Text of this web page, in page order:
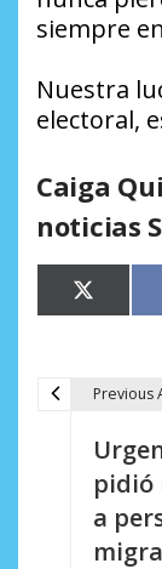
siempre
Nuestra
electoral,
Caiga
noticias
en
X
(Twitter)
Previous
pidió
a